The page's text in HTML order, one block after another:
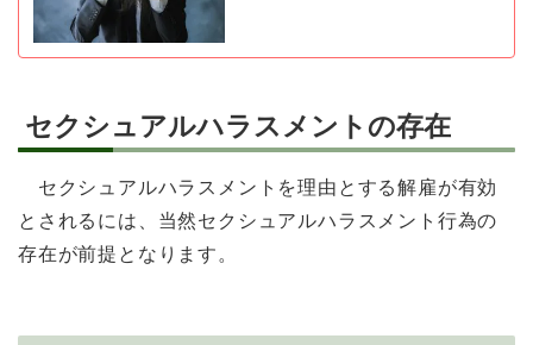
セクシュアルハラスメントの存在
セクシュアルハラスメントを理由とする解雇が有効
とされるには、当然セクシュアルハラスメント行為の
存在が前提となります。